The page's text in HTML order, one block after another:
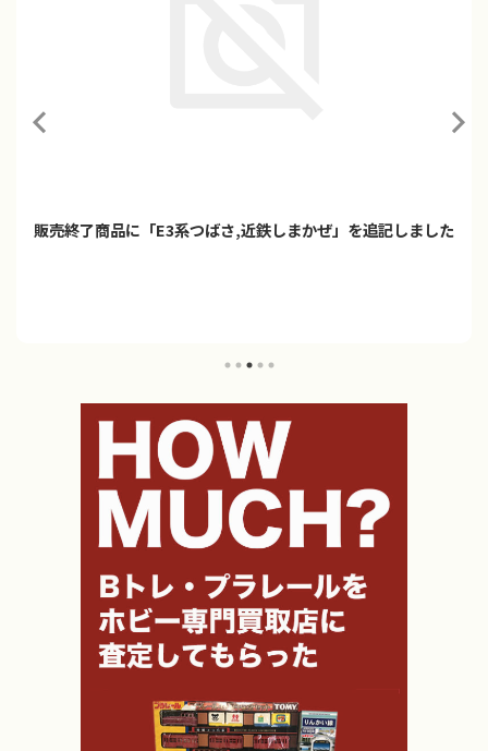
「プラレール ご当地車両シリーズ 京阪電車10000系＆稲荷神